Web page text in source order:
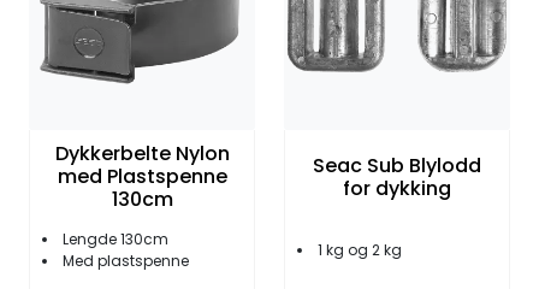
Dykkerbelte Nylon
med Plastspenne
130cm
Lengde 130cm
Med plastspenne
Seac Sub Blylodd
for dykking
1 kg og 2 kg